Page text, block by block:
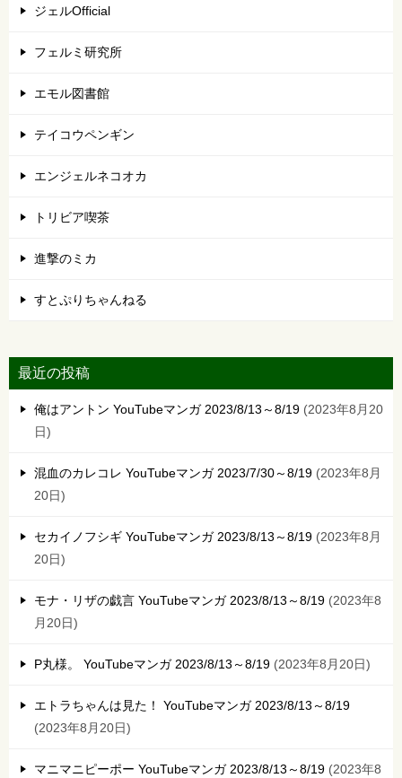
ジェルOfficial
フェルミ研究所
エモル図書館
テイコウペンギン
エンジェルネコオカ
トリビア喫茶
進撃のミカ
すとぷりちゃんねる
最近の投稿
俺はアントン YouTubeマンガ 2023/8/13～8/19 2023年8月20
日
混血のカレコレ YouTubeマンガ 2023/7/30～8/19 2023年8月
20日
セカイノフシギ YouTubeマンガ 2023/8/13～8/19 2023年8月
20日
モナ・リザの戯言 YouTubeマンガ 2023/8/13～8/19 2023年8
月20日
P丸様。 YouTubeマンガ 2023/8/13～8/19 2023年8月20日
エトラちゃんは見た！ YouTubeマンガ 2023/8/13～8/19
2023年8月20日
マニマニピーポー YouTubeマンガ 2023/8/13～8/19 2023年8